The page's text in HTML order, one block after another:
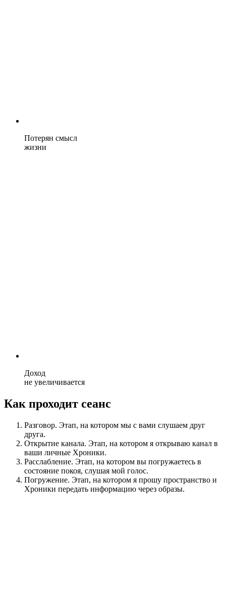
Потерян смысл
жизни
Доход
не увеличивается
Как проходит сеанс
Разговор. Этап, на котором мы с вами слушаем друг
друга.
Открытие канала. Этап, на котором я открываю канал в
ваши личные Хроники.
Расслабление. Этап, на котором вы погружаетесь в
состояние покоя, слушая мой голос.
Погружение. Этап, на котором я прошу пространство и
Хроники передать информацию через образы.